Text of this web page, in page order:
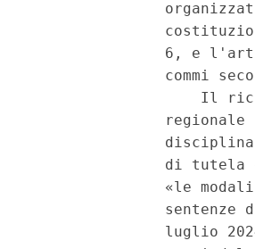
in materia di
delle questioni.
- Modalita'
delle sentenze
e n. 135 del
assistito -
permanenti
l'accesso alla